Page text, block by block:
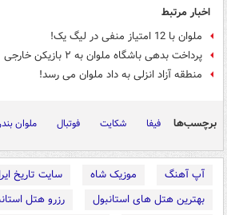
اخبار مرتبط
ملوان با 12 امتیاز منفی در لیگ یک!
پرداخت بدهی باشگاه ملوان به ۲ بازیکن خارجی
منطقه آزاد انزلی به داد ملوان می رسد!
برچسب‌ها فیفا شکایت فوتبال ملوان
آپ آهنگ موزیک شاه
سایت تاریخ
بهترین هتل های استانبول
رزرو هتل